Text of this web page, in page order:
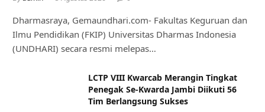
Dharmasraya, Gemaundhari.com- Fakultas Keguruan dan
Ilmu Pendidikan (FKIP) Universitas Dharmas Indonesia
(UNDHARI) secara resmi melepas…
LCTP VIII Kwarcab Merangin Tingkat
Penegak Se-Kwarda Jambi Diikuti 56
Tim Berlangsung Sukses